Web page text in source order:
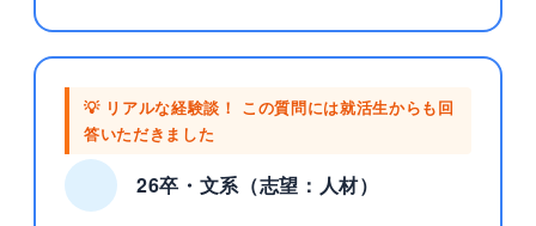
💡 リアルな経験談！ この質問には就活生からも回
答いただきました
26卒・文系（志望：人材）